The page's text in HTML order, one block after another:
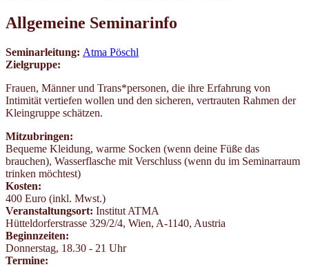
Allgemeine Seminarinfo
Seminarleitung: Atma Pöschl
Zielgruppe:
Frauen, Männer und Trans*personen, die ihre Erfahrung von
Intimität vertiefen wollen und den sicheren, vertrauten Rahmen der
Kleingruppe schätzen.
Mitzubringen:
Bequeme Kleidung, warme Socken (wenn deine Füße das
brauchen), Wasserflasche mit Verschluss (wenn du im Seminarraum
trinken möchtest)
Kosten:
400 Euro (inkl. Mwst.)
Veranstaltungsort: Institut ATMA
Hütteldorferstrasse 329/2/4, Wien, A-1140, Austria
Beginnzeiten:
Donnerstag, 18.30 - 21 Uhr
Termine: